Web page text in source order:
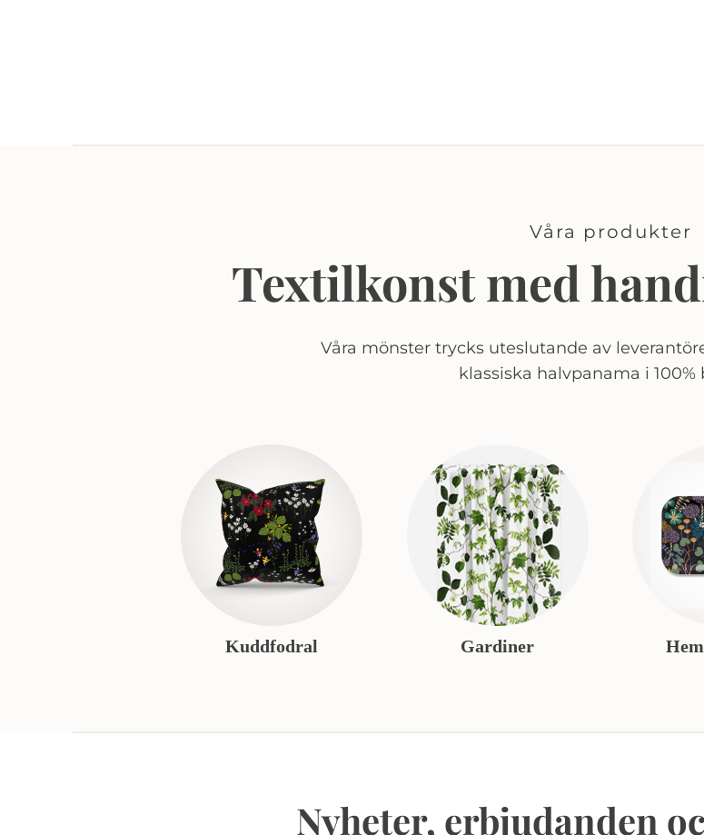
Våra produkter
Textilkonst med
Våra mönster trycks uteslutande av
klassiska halvpanama i 100%
Kuddfodral Gardiner
Nyheter, erbjudanden